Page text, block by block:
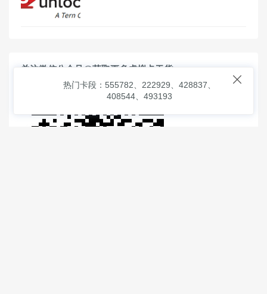
关注微信公众号@获取更多虚拟卡干货

热门卡段：555782、222929、428837、
408544、493193